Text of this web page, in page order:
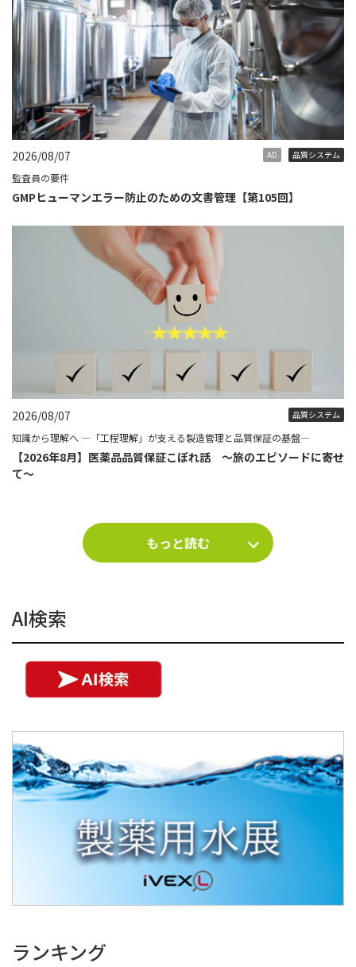
2026/08/07 AD 品質システム
監査員の要件
GMPヒューマンエラー防止のための文書管理【第105回】
2026/08/07 品質システム
知識から理解へ ―「工程理解」が支える製造管理と品質保証の基盤―
【2026年8月】医薬品品質保証こぼれ話 ～旅のエピソードに寄せ
て～
もっと読む
AI検索
ランキング